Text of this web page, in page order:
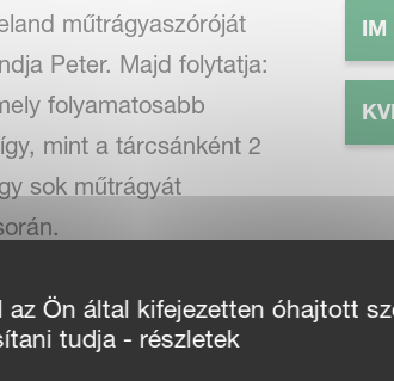
műtrágyaszóróját
Peter. Majd folytatja:
folyamatosabb
mint a tárcsánként 2
sok műtrágyát
Tellus GOterminált,
IM
Ön által kifejezetten óhajtott
tudja - részletek